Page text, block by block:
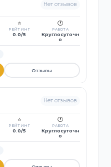
Нет отзывов
⭐
РЕЙТИНГ
0.0/5
🕐
РАБОТА
Круглосуточн
о
Отзывы
Нет отзывов
⭐
РЕЙТИНГ
0.0/5
🕐
РАБОТА
Круглосуточн
о